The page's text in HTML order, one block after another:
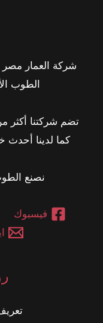
الطوب
كما لدينا
نصنع
فيسبوك